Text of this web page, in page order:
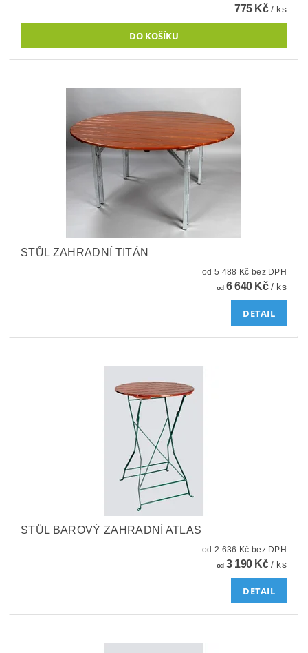
775 Kč/ ks
STŮL ZAHRADNÍ TITÁN
od 5 488 Kč bez DPH
od6 640 Kč/ ks
DETAIL
STŮL BAROVÝ ZAHRADNÍ ATLAS
od 2 636 Kč bez DPH
od3 190 Kč/ ks
DETAIL